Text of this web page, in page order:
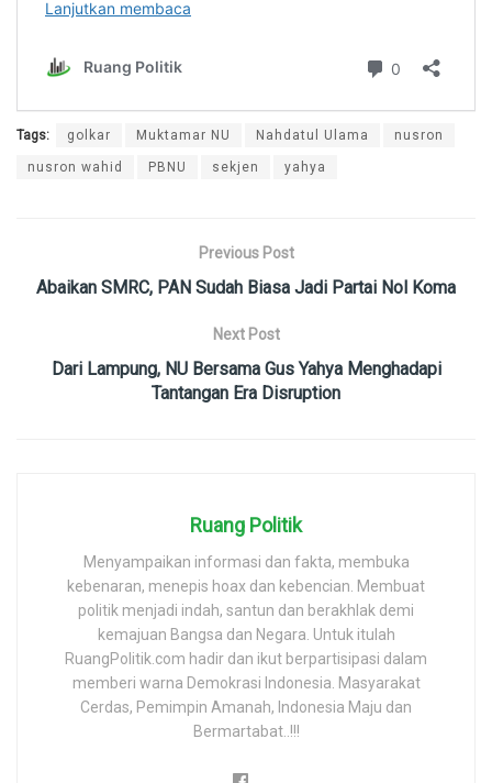
Tags: golkar Muktamar NU Nahdatul Ulama nusron
nusron wahid PBNU sekjen yahya
Previous Post
Abaikan SMRC, PAN Sudah Biasa Jadi Partai Nol Koma
Next Post
Dari Lampung, NU Bersama Gus Yahya Menghadapi
Tantangan Era Disruption
Ruang Politik
Menyampaikan informasi dan fakta, membuka
kebenaran, menepis hoax dan kebencian. Membuat
politik menjadi indah, santun dan berakhlak demi
kemajuan Bangsa dan Negara. Untuk itulah
RuangPolitik.com hadir dan ikut berpartisipasi dalam
memberi warna Demokrasi Indonesia. Masyarakat
Cerdas, Pemimpin Amanah, Indonesia Maju dan
Bermartabat..!!!